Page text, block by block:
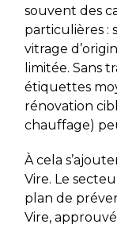
souvent des
particulières :
vitrage
limitée. Sans
étiquettes
rénovation
chauffage)
À cela
Vire. Le
plan de
Vire,